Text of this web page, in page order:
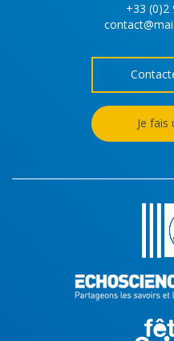
+33 (0)2
Je fais